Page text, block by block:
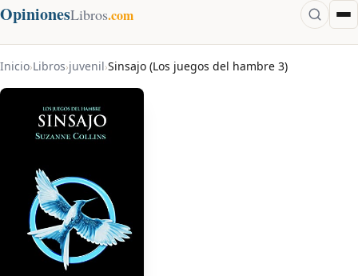
OpinionesLibros.com
Inicio›Libros›juvenil›Sinsajo (Los juegos del hambre 3)